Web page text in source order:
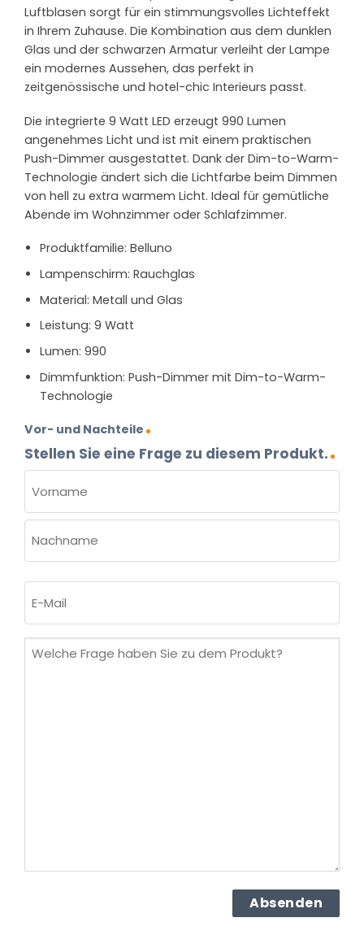
Luftblasen sorgt für ein stimmungsvolles Lichteffekt
in Ihrem Zuhause. Die Kombination aus dem dunklen
Glas und der schwarzen Armatur verleiht der Lampe
ein modernes Aussehen, das perfekt in
zeitgenössische und hotel-chic Interieurs passt.
Die integrierte 9 Watt LED erzeugt 990 Lumen
angenehmes Licht und ist mit einem praktischen
Push-Dimmer ausgestattet. Dank der Dim-to-Warm-
Technologie ändert sich die Lichtfarbe beim Dimmen
von hell zu extra warmem Licht. Ideal für gemütliche
Abende im Wohnzimmer oder Schlafzimmer.
Produktfamilie: Belluno
Lampenschirm: Rauchglas
Material: Metall und Glas
Leistung: 9 Watt
Lumen: 990
Dimmfunktion: Push-Dimmer mit Dim-to-Warm-
Technologie
Vor- und Nachteile
Stellen Sie eine Frage zu diesem Produkt.
(ERFORDERLICH)
Vorname
Mail
Welche